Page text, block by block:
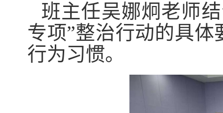
班主任吴娜炯老师
专项”整治行动的具
行为习惯。